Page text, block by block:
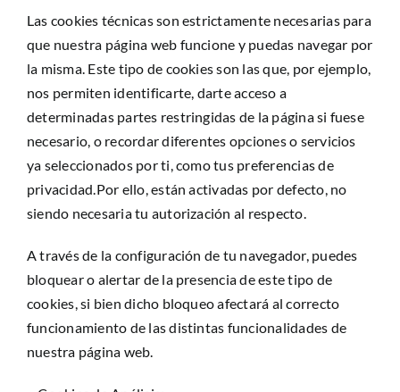
Las cookies técnicas son estrictamente necesarias para
que nuestra página web funcione y puedas navegar por
la misma. Este tipo de cookies son las que, por ejemplo,
nos permiten identificarte, darte acceso a
determinadas partes restringidas de la página si fuese
necesario, o recordar diferentes opciones o servicios
ya seleccionados por ti, como tus preferencias de
privacidad.Por ello, están activadas por defecto, no
siendo necesaria tu autorización al respecto.
A través de la configuración de tu navegador, puedes
bloquear o alertar de la presencia de este tipo de
cookies, si bien dicho bloqueo afectará al correcto
funcionamiento de las distintas funcionalidades de
nuestra página web.